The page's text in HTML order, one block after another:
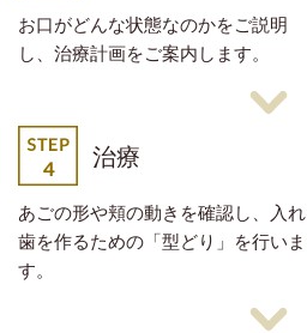
お口がどんな状態なのかをご説明
し、治療計画をご案内します。
治療
あごの形や頬の動きを確認し、入れ
歯を作るための「型どり」を行いま
す。